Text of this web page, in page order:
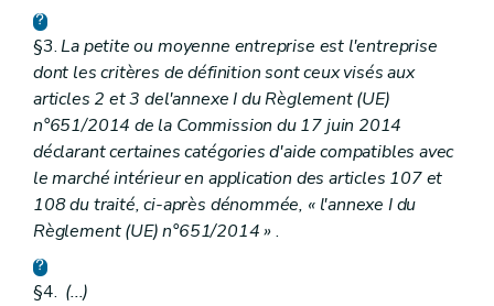
§3.La petite ou moyenne entreprise est l'entreprise
dont les critères de définition sont ceux visés aux
articles 2 et 3 del'annexe I du Règlement (UE)
n°651/2014 de la Commission du 17 juin 2014
déclarant certaines catégories d'aide compatibles avec
le marché intérieur en application des articles 107 et
108 du traité, ci-après dénommée, « l'annexe I du
Règlement (UE) n°651/2014 ».
§4. (...)